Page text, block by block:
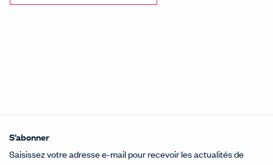
S’abonner
Saisissez votre adresse e-mail pour recevoir les actualités de